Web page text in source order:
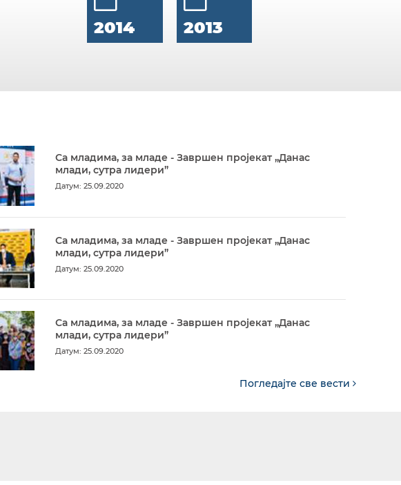
2014 2013
Са младима, за младе - Завршен пројекат „Данас
млади, сутра лидери”
Датум: 25.09.2020
Са младима, за младе - Завршен пројекат „Данас
млади, сутра лидери”
Датум: 25.09.2020
Са младима, за младе - Завршен пројекат „Данас
млади, сутра лидери”
Датум: 25.09.2020
Погледајте све вести